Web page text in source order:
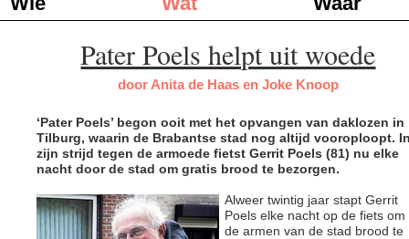
Pater Poels helpt uit woede
door Anita de Haas en Joke Knoop
‘Pater Poels’ begon ooit met het opvangen van daklozen in
Tilburg, waarin de Brabantse stad nog altijd vooroploopt.
zijn strijd tegen de armoede fietst Gerrit Poels (81) nu elke
nacht door de stad om gratis brood te bezorgen.
Alweer twintig jaar stapt Gerrit
Poels elke nacht op de fiets om
de armen van de stad brood te